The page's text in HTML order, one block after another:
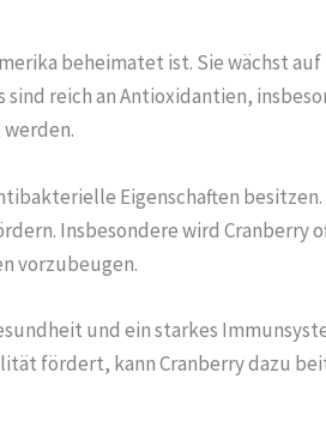
beheimatet ist. Sie wächst
reich an Antioxidantien,
Eigenschaften besitzen.
Insbesondere wird Cranberry
vorzubeugen.
und ein starkes
fördert, kann Cranberry dazu